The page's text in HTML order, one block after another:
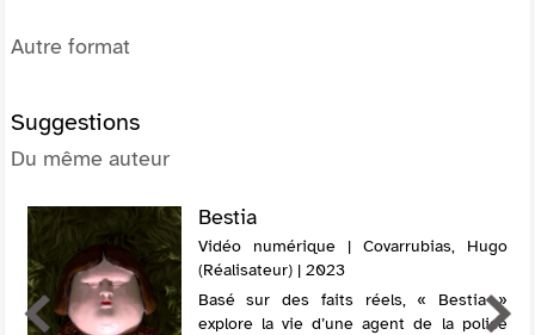
Autre format
Suggestions
Du même auteur
Bestia
Vidéo numérique | Covarrubias, Hugo
(Réalisateur) | 2023
Basé sur des faits réels, « Bestia »
explore la vie d’une agent de la police